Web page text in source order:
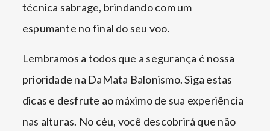
técnica sabrage, brindando com um
espumante no final do seu voo.
Lembramos a todos que a segurança é nossa
prioridade na DaMata Balonismo. Siga estas
dicas e desfrute ao máximo de sua experiência
nas alturas. No céu, você descobrirá que não